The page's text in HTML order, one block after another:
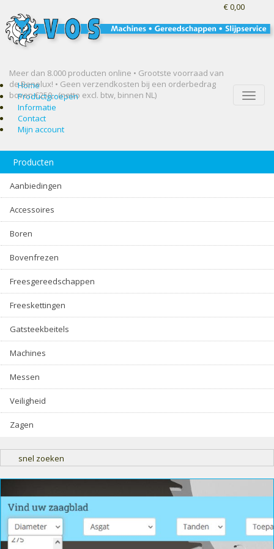
Meer dan 8.000 producten online • Grootste voorraad van
de Benelux! • Geen verzendkosten bij een orderbedrag
boven €250,- (netto excl. btw, binnen NL)
€ 0,00
Toggle
Home
Productgroepen
Informatie
Contact
Mijn account
Producten
Aanbiedingen
Accessoires
Boren
Bovenfrezen
Freesgereedschappen
Freeskettingen
Gatsteekbeitels
Machines
Messen
Veiligheid
Zagen
snel zoeken